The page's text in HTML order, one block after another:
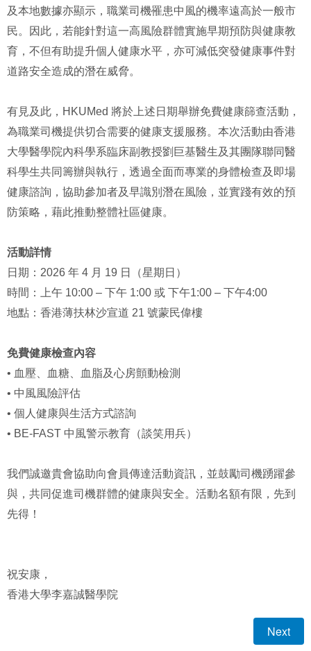
及本地數據亦顯示，職業司機罹患中風的機率遠高於一般市
民。因此，若能針對這一高風險群體實施早期預防與健康教
育，不但有助提升個人健康水平，亦可減低突發健康事件對
道路安全造成的潛在威脅。
有見及此，HKUMed 將於上述日期舉辦免費健康篩查活動，
為職業司機提供切合需要的健康支援服務。本次活動由香港
大學醫學院內科學系臨床副教授劉巨基醫生及其團隊聯同醫
科學生共同籌辦與執行，透過全面而專業的身體檢查及即場
健康諮詢，協助參加者及早識別潛在風險，並實踐有效的預
防策略，藉此推動整體社區健康。
活動詳情
日期：2026 年 4 月 19 日（星期日）
時間：上午 10:00 – 下午 1:00 或 下午1:00 – 下午4:00
地點：香港薄扶林沙宣道 21 號蒙民偉樓
免費健康檢查內容
• 血壓、血糖、血脂及心房顫動檢測
• 中風風險評估
• 個人健康與生活方式諮詢
• BE-FAST 中風警示教育（談笑用兵）
我們誠邀貴會協助向會員傳達活動資訊，並鼓勵司機踴躍參
與，共同促進司機群體的健康與安全。活動名額有限，先到
先得！
祝安康，
香港大學李嘉誠醫學院